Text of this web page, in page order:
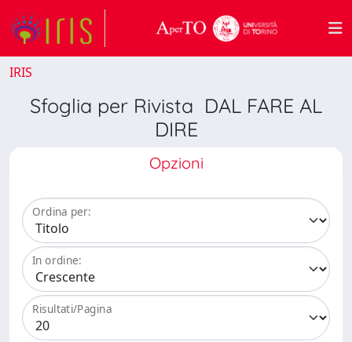
IRIS
Sfoglia per Rivista DAL FARE AL
DIRE
Opzioni
Ordina per:
In ordine:
Risultati/Pagina